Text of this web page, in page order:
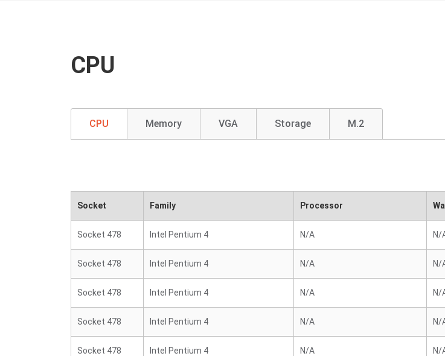
CPU
CPU Memory VGA Storage M.2
Socket Family Processor
Socket 478 Intel Pentium 4 N/A N/
Socket 478 Intel Pentium 4 N/A N/
Socket 478 Intel Pentium 4 N/A N/
Socket 478 Intel Pentium 4 N/A N/
Socket 478 Intel Pentium 4 N/A N/